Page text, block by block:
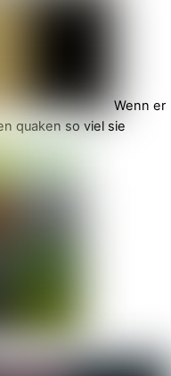
Wenn er
quaken so viel sie